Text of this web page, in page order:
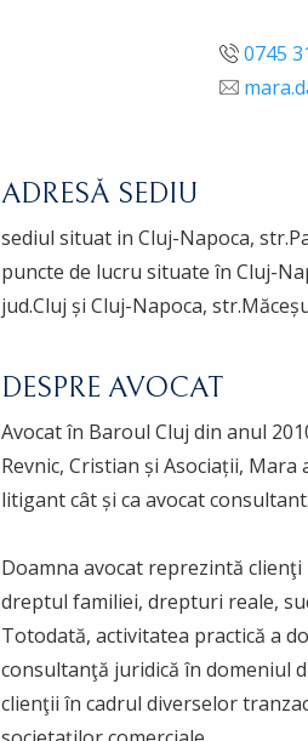
0745
ADRESĂ SEDIU
sediul situat in Cluj-Napoca,
puncte de lucru situate în Cluj-
jud.Cluj și Cluj-Napoca,
DESPRE AVOCAT
Avocat în Baroul Cluj din anul
Revnic, Cristian și Asociații,
litigant cât și ca avocat consultant.
Doamna avocat reprezintă
dreptul familiei, drepturi reale,
Totodată, activitatea practică a
consultanţă juridică în domeniul
clienţii în cadrul diverselor